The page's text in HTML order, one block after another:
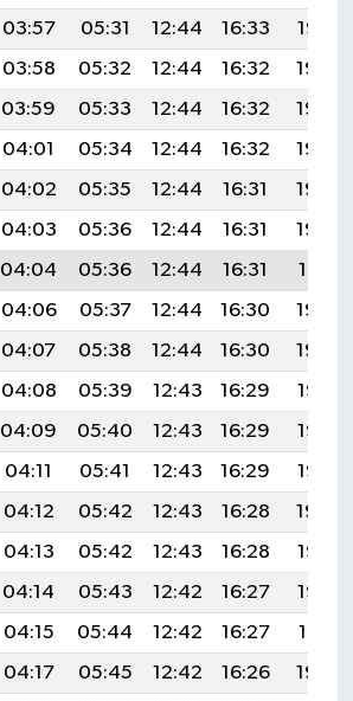
03:57 05:31 12:44 16:33
19:47
03:58 05:32 12:44 16:32
19:46
03:59 05:33 12:44 16:32
19:45
04:01 05:34 12:44 16:32
19:44
04:02 05:35 12:44 16:31
19:43
04:03 05:36 12:44 16:31
19:42
04:04 05:36 12:44 16:31
19:41
04:06 05:37 12:44 16:30
19:40
04:07 05:38 12:44 16:30
19:39
04:08 05:39 12:43 16:29
19:38
04:09 05:40 12:43 16:29
19:37
04:11 05:41 12:43 16:29
19:35
04:12 05:42 12:43 16:28
19:34
04:13 05:42 12:43 16:28
19:33
04:14 05:43 12:42 16:27
19:32
04:15 05:44 12:42 16:27
19:31
04:17 05:45 12:42 16:26
19:29